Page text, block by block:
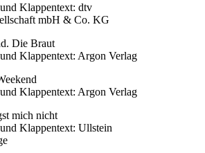
Klappentext: dtv
mbH & Co. KG
Klappentext: Argon Verlag
Klappentext: Argon Verlag
Klappentext: Ullstein